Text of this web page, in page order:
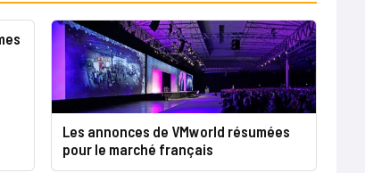
Les annonces de VMworld résumées
pour le marché français